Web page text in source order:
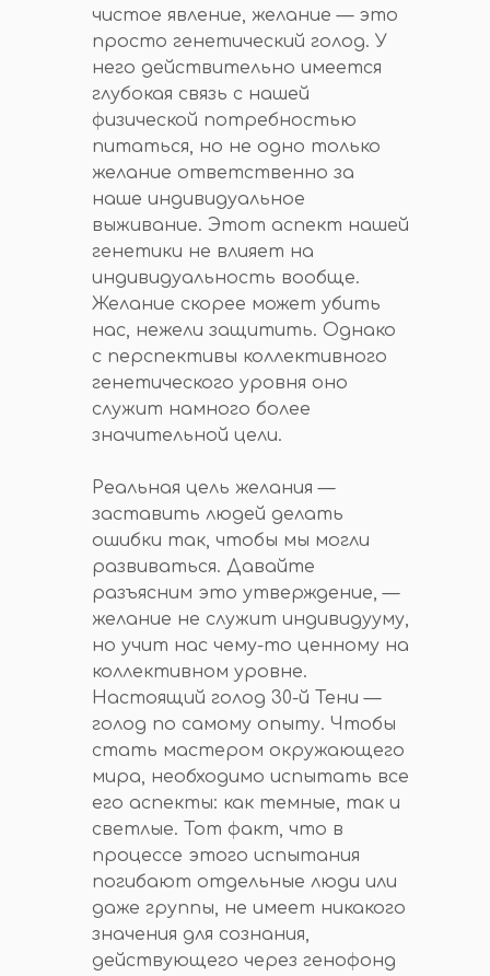
чистое явление, желание — это
просто генетический голод. У
него действительно имеется
глубокая связь с нашей
физической потребностью
питаться, но не одно только
желание ответственно за
наше индивидуальное
выживание. Этот аспект нашей
генетики не влияет на
индивидуальность вообще.
Желание скорее может убить
нас, нежели защитить. Однако
с перспективы коллективного
генетического уровня оно
служит намного более
значительной цели.
Реальная цель желания —
заставить людей делать
ошибки так, чтобы мы могли
развиваться. Давайте
разъясним это утверждение, —
желание не служит индивидууму,
но учит нас чему-то ценному на
коллективном уровне.
Настоящий голод 30-й Тени —
голод по самому опыту. Чтобы
стать мастером окружающего
мира, необходимо испытать все
его аспекты: как темные, так и
светлые. Тот факт, что в
процессе этого испытания
погибают отдельные люди или
даже группы, не имеет никакого
значения для сознания,
действующего через генофонд